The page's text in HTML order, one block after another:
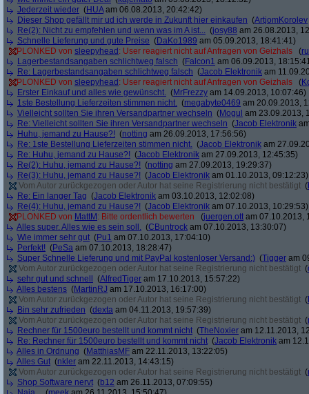
Jederzeit wieder (HUAam 06.08.2013, 20:42:42)
Dieser Shop gefällt mir ud ich werde in Zukunft hier einkaufen (ArtjomKorolev
Re(2): Nicht zu empfehlen und wenn was im A ist... (josy88 am 26.08.2013,
Schnelle Lieferung und gute Preise (DaKo1989 am 05.09.2013, 18:41:41)
PLONKED von sleepyhead : User reagiert nicht auf Anfragen von Geizhals (
Lagerbestandsangaben schlichtweg falsch (Falcon1 am 06.09.2013,
Re: Lagerbestandsangaben schlichtweg falsch (Jacob Elektronik am
PLONKED von sleepyhead : User reagiert nicht auf Anfragen von Geizhals (
Erster Einkauf und alles wie gewünscht. (MrFrezzy am 14.09.2013, 10:07:46)
1ste Bestellung Lieferzeiten stimmen nicht. (megabyte0469 am 20.09.2013,
Vielleicht sollten Sie ihren Versandpartner wechseln (Mogul am 23.09.2013,
Re: Vielleicht sollten Sie ihren Versandpartner wechseln (Jacob Elektronik
Huhu, jemand zu Hause?! (notting am 26.09.2013, 17:56:56)
Re: 1ste Bestellung Lieferzeiten stimmen nicht. (Jacob Elektronik am
Re: Huhu, jemand zu Hause?! (Jacob Elektronik am 27.09.2013, 12:45:35)
Re(2): Huhu, jemand zu Hause?! (notting am 27.09.2013, 19:29:37)
Re(3): Huhu, jemand zu Hause?! (Jacob Elektronik am 01.10.2013, 09:12:23)
Vom Autor zurückgezogen oder Autor hat seine Registrierung nicht bestätigt (
Re: Ein langer Tag (Jacob Elektronik am 03.10.2013, 12:02:08)
Re(4): Huhu, jemand zu Hause?! (Jacob Elektronik am 07.10.2013, 10:29:53)
PLONKED von MattM : Bitte ordentlich bewerten (juergen.ott am 07.10.2013,
Alles super. Alles wie es sein soll. (CBuntrock am 07.10.2013, 13:30:07)
Wie immer sehr gut (Pu1 am 07.10.2013, 17:04:10)
Perfekt! (PeSa am 07.10.2013, 18:28:47)
Super Schnelle Lieferung und mit PayPal kostenloser Versand:) (Tigger am
Vom Autor zurückgezogen oder Autor hat seine Registrierung nicht bestätigt (
sehr gut und schnell
(AlfredTiger am 17.10.2013, 15:57:22)
Alles bestens (MartinRJ am 17.10.2013, 16:17:00)
Vom Autor zurückgezogen oder Autor hat seine Registrierung nicht bestätigt (
Bin sehr zufrieden (dexta am 04.11.2013, 19:57:39)
Vom Autor zurückgezogen oder Autor hat seine Registrierung nicht bestätigt (
Rechner für 1500euro bestellt und kommt nicht (TheNoxier am 12.11.2013,
Re: Rechner für 1500euro bestellt und kommt nicht (Jacob Elektronik am
Alles in Ordnung (MatthiasMF am 22.11.2013, 13:22:05)
Alles Gut (nkler am 22.11.2013, 14:43:15)
Vom Autor zurückgezogen oder Autor hat seine Registrierung nicht bestätigt (
Shop Software nervt (b12 am 26.11.2013, 07:09:55)